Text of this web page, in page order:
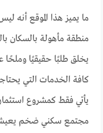
ما يميز هذا الموقع أنه
منطقة مأهولة بالسكان
يخلق طلبًا حقيقيًا
كافة الخدمات التي
يأتي فقط كمشروع
مجتمع سكني ضخم يعيش